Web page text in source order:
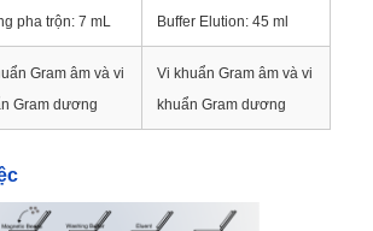
/ RNA
pha trộn: 7 mL
Buffer Elution: 45 ml
Gram âm và vi
Gram dương
Vi khuẩn Gram âm và vi
khuẩn Gram dương